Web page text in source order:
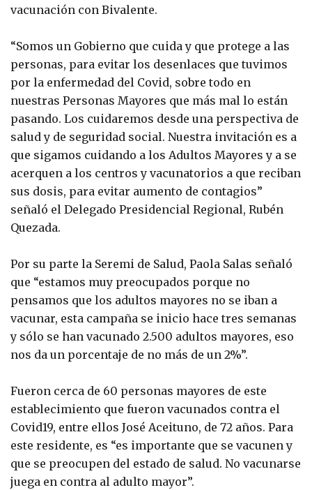
vacunación con Bivalente.
“Somos un Gobierno que cuida y que protege a las
personas, para evitar los desenlaces que tuvimos
por la enfermedad del Covid, sobre todo en
nuestras Personas Mayores que más mal lo están
pasando. Los cuidaremos desde una perspectiva de
salud y de seguridad social. Nuestra invitación es a
que sigamos cuidando a los Adultos Mayores y a se
acerquen a los centros y vacunatorios a que reciban
sus dosis, para evitar aumento de contagios”
señaló el Delegado Presidencial Regional, Rubén
Quezada.
Por su parte la Seremi de Salud, Paola Salas señaló
que “estamos muy preocupados porque no
pensamos que los adultos mayores no se iban a
vacunar, esta campaña se inicio hace tres semanas
y sólo se han vacunado 2.500 adultos mayores, eso
nos da un porcentaje de no más de un 2%”.
Fueron cerca de 60 personas mayores de este
establecimiento que fueron vacunados contra el
Covid19, entre ellos José Aceituno, de 72 años. Para
este residente, es “es importante que se vacunen y
que se preocupen del estado de salud. No vacunarse
juega en contra al adulto mayor”.